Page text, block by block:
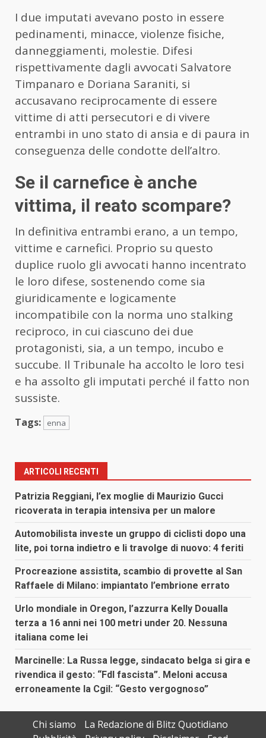
I due imputati avevano posto in essere
pedinamenti, minacce, violenze fisiche,
danneggiamenti, molestie. Difesi
rispettivamente dagli avvocati Salvatore
Timpanaro e Doriana Saraniti, si
accusavano reciprocamente di essere
vittime di atti persecutori e di vivere
entrambi in uno stato di ansia e di paura in
conseguenza delle condotte dell’altro.
Se il carnefice è anche
vittima, il reato scompare?
In definitiva entrambi erano, a un tempo,
vittime e carnefici. Proprio su questo
duplice ruolo gli avvocati hanno incentrato
le loro difese, sostenendo come sia
giuridicamente e logicamente
incompatibile con la norma uno stalking
reciproco, in cui ciascuno dei due
protagonisti, sia, a un tempo, incubo e
succube. Il Tribunale ha accolto le loro tesi
e ha assolto gli imputati perché il fatto non
sussiste.
Tags: enna
ARTICOLI RECENTI
Patrizia Reggiani, l’ex moglie di Maurizio Gucci
ricoverata in terapia intensiva per un malore
Automobilista investe un gruppo di ciclisti dopo una
lite, poi torna indietro e li travolge di nuovo: 4 feriti
Procreazione assistita, scambio di provette al San
Raffaele di Milano: impiantato l’embrione errato
Urlo mondiale in Oregon, l’azzurra Kelly Doualla
terza a 16 anni nei 100 metri under 20. Nessuna
italiana come lei
Marcinelle: La Russa legge, sindacato belga si gira e
rivendica il gesto: “FdI fascista”. Meloni accusa
erroneamente la Cgil: “Gesto vergognoso”
Chi siamo
La Redazione di Blitz Quotidiano